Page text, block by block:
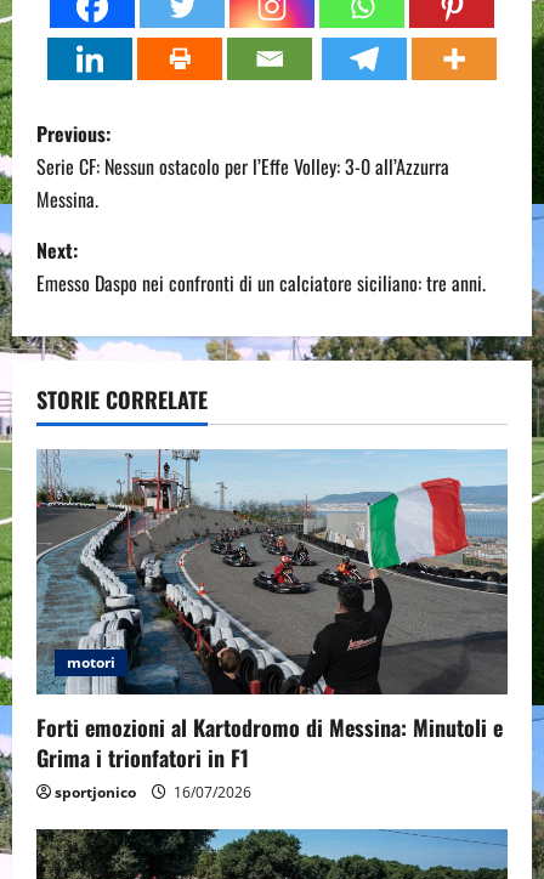
P
o
s
t
n
a
v
i
g
a
t
i
o
n
Previous:
Serie CF: Nessun ostacolo per l’Effe Volley: 3-0 all’Azzurra
Messina.
Next:
Emesso Daspo nei confronti di un calciatore siciliano: tre anni.
STORIE CORRELATE
motori
Forti emozioni al Kartodromo di Messina: Minutoli e
Grima i trionfatori in F1
sportjonico 16/07/2026